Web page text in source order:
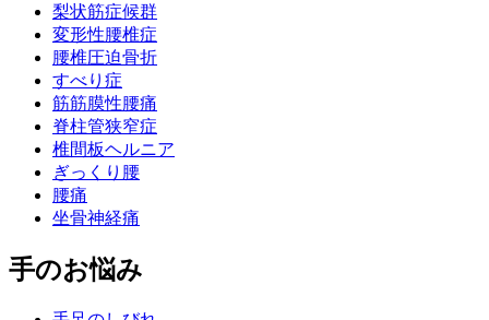
梨状筋症候群
変形性腰椎症
腰椎圧迫骨折
すべり症
筋筋膜性腰痛
脊柱管狭窄症
椎間板ヘルニア
ぎっくり腰
腰痛
坐骨神経痛
手のお悩み